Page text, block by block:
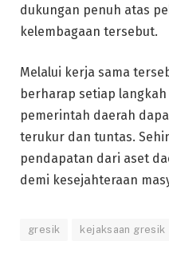
dukungan penuh atas
kelembagaan tersebut.
Melalui kerja sama
berharap setiap
pemerintah daerah
terukur dan tuntas.
pendapatan dari aset
demi kesejahteraan
gresik kejaksaan gresik